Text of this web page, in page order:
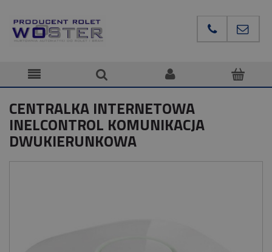
CENTRALKA INTERNETOWA
INELCONTROL KOMUNIKACJA
DWUKIERUNKOWA